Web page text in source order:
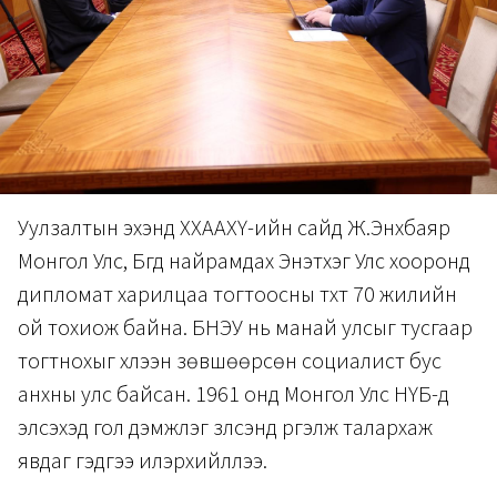
Уулзалтын эхэнд ХХААХҮ-ийн сайд Ж.Энхбаяр
Монгол Улс, Бүгд найрамдах Энэтхэг Улс хооронд
дипломат харилцаа тогтоосны түүхт 70 жилийн
ой тохиож байна. БНЭУ нь манай улсыг тусгаар
тогтнохыг хүлээн зөвшөөрсөн социалист бус
анхны улс байсан. 1961 онд Монгол Улс НҮБ-д
элсэхэд гол дэмжлэг үзүүлсэнд үргэлж талархаж
явдаг гэдгээ илэрхийллээ.